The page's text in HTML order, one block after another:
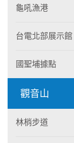
龜吼漁港
台電北部展示館
國聖埔據點
觀音山
林梢步道